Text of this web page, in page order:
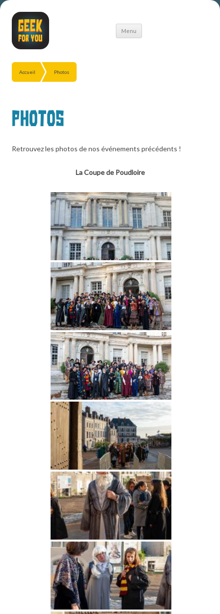
Menu
Aller
Accueil Photos
Photos
Retrouvez les photos de nos événements précédents !
La Coupe de Poudloire